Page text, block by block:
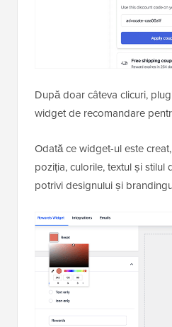
După doar câteva clicuri,
widget de recomandare
Odată ce widget-ul este
poziția, culorile, textul și stilul
potrivi designului și